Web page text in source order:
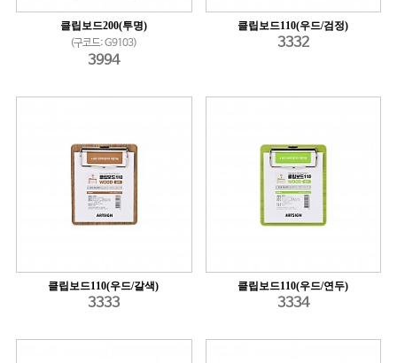
클립보드200(투명)
(구코드: G9103)
3994
클립보드110(우드/검정)
3332
클립보드110(우드/갈색)
3333
클립보드110(우드/연두)
3334